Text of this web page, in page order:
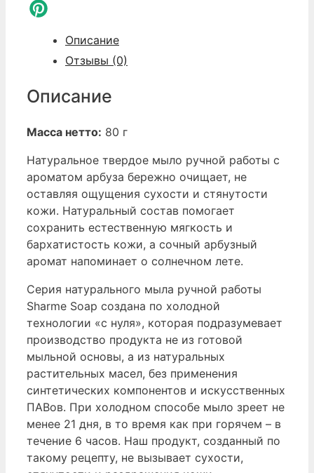
Twitter
Описание
Отзывы (0)
Описание
Масса нетто: 80 г
Натуральное твердое мыло ручной работы с
ароматом арбуза бережно очищает, не
оставляя ощущения сухости и стянутости
кожи. Натуральный состав помогает
сохранить естественную мягкость и
бархатистость кожи, а сочный арбузный
аромат напоминает о солнечном лете.
Серия натурального мыла ручной работы
Sharme Soap создана по холодной
технологии «с нуля», которая подразумевает
производство продукта не из готовой
мыльной основы, а из натуральных
растительных масел, без применения
синтетических компонентов и искусственных
ПАВов. При холодном способе мыло зреет не
менее 21 дня, в то время как при горячем – в
течение 6 часов. Наш продукт, созданный по
такому рецепту, не вызывает сухости,